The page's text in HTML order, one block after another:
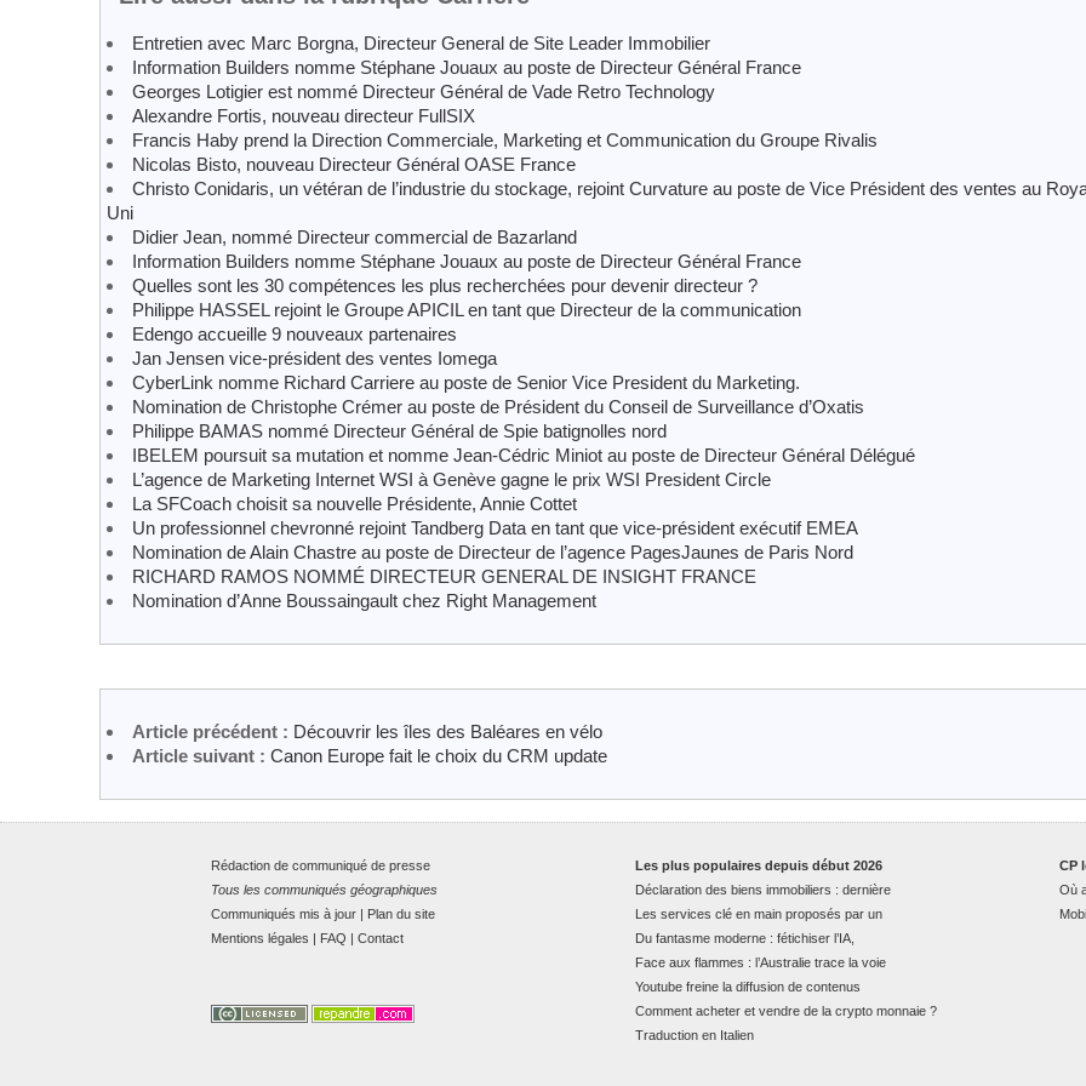
Entretien avec Marc Borgna, Directeur General de Site Leader Immobilier
Information Builders nomme Stéphane Jouaux au poste de Directeur Général France
Georges Lotigier est nommé Directeur Général de Vade Retro Technology
Alexandre Fortis, nouveau directeur FullSIX
Francis Haby prend la Direction Commerciale, Marketing et Communication du Groupe Rivalis
Nicolas Bisto, nouveau Directeur Général OASE France
Christo Conidaris, un vétéran de l’industrie du stockage, rejoint Curvature au poste de Vice Président des ventes au
Uni
Didier Jean, nommé Directeur commercial de Bazarland
Information Builders nomme Stéphane Jouaux au poste de Directeur Général France
Quelles sont les 30 compétences les plus recherchées pour devenir directeur ?
Philippe HASSEL rejoint le Groupe APICIL en tant que Directeur de la communication
Edengo accueille 9 nouveaux partenaires
Jan Jensen vice-président des ventes Iomega
CyberLink nomme Richard Carriere au poste de Senior Vice President du Marketing.
Nomination de Christophe Crémer au poste de Président du Conseil de Surveillance d’Oxatis
Philippe BAMAS nommé Directeur Général de Spie batignolles nord
IBELEM poursuit sa mutation et nomme Jean-Cédric Miniot au poste de Directeur Général Délégué
L’agence de Marketing Internet WSI à Genève gagne le prix WSI President Circle
La SFCoach choisit sa nouvelle Présidente, Annie Cottet
Un professionnel chevronné rejoint Tandberg Data en tant que vice-président exécutif EMEA
Nomination de Alain Chastre au poste de Directeur de l’agence PagesJaunes de Paris Nord
RICHARD RAMOS NOMMÉ DIRECTEUR GENERAL DE INSIGHT FRANCE
Nomination d’Anne Boussaingault chez Right Management
Article précédent : Découvrir les îles des Baléares en vélo
Article suivant : Canon Europe fait le choix du CRM update
Rédaction de communiqué de presse
Tous les communiqués géographiques
Communiqués mis à jour | Plan du site
Mentions légales | FAQ | Contact
CP
Où
Les plus populaires depuis début 2026
Déclaration des biens immobiliers : dernière
Les services clé en main proposés par un
Du fantasme moderne : fétichiser l’IA,
Face aux flammes : l’Australie trace la voie
Youtube freine la diffusion de contenus
Comment acheter et vendre de la crypto monnaie ?
Traduction en Italien